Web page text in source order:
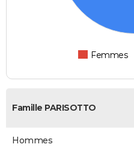
Femmes
Famille PARISOTTO
Hommes